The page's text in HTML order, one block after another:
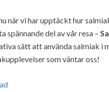
när vi har upptäckt hur
spännande del av vår resa –
sätt att använda salmiak i
som väntar oss!